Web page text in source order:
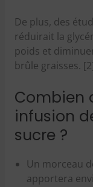
De plus, des
réduirait la
poids et
brûle graisses.
Combien
infusion
sucre ?
Un morceau
apportera